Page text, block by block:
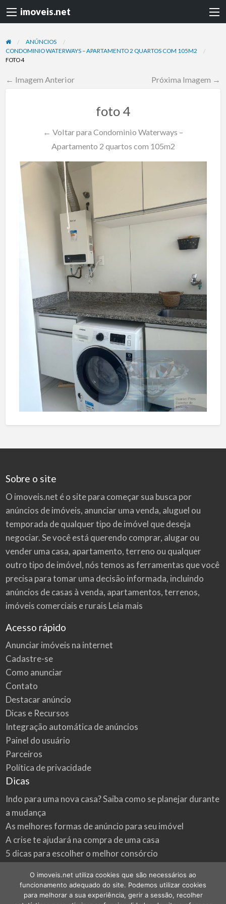
imoveis.net
ANÚNCIOS
CONDOMINIO WATERWAYS – APARTAMENTO 2 QUARTOS COM 105M2
FOTO 4
← Imagem Anterior Próxima Imagem →
foto 4
← Voltar para Condominio Waterways –
Apartamento 2 quartos com 105m2
Sobre o site
O imoveis.net é o site para começar sua busca por
anúncios de imóveis, anunciar uma venda, aluguel ou
temporada de qualquer tipo de imóvel que deseja
negociar. Se você está querendo comprar, alugar ou
vender uma casa, apartamento, terreno ou qualquer
outro tipo de imóvel, nós temos as ferramentas que você
precisa para tomar uma decisão informada, incluindo
anúncios de casas à venda, apartamentos, terrenos,
imóveis comerciais e rurais Leia mais
Acesso rápido
Anunciar imóveis na internet
Cadastre-se
Como anunciar
Contato
Destacar anúncio
Dicas e Recursos
Integração automática de anúncios
Painel do usuário
Parceiros
Política de privacidade
Dicas
Indo para uma nova casa? Saiba como se planejar durante
a mudança
As melhores formas de anúncio para seu imóvel
A crise te ajudará na compra de uma casa
5 dicas para escolher o melhor consórcio
Onde procurar as melhores oportunidades do mercado
imobiliário
O imoveis.net utiliza cookies que são necessários ao
funcionamento adequado do site. Podemos utilizar cookies
para melhorar a sua experiência, gerir a sessão, recolher